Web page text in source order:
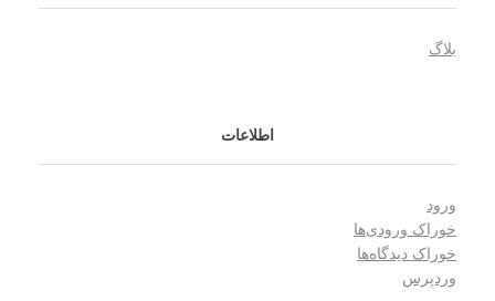
بلاگ
اطلاعات
ورود
خوراک ورودی‌ها
خوراک دیدگاه‌ها
وردپرس